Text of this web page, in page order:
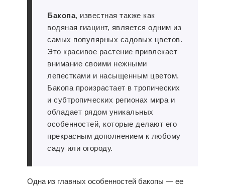
Бакопа, известная также как
водяная гиацинт, является одним из
самых популярных садовых цветов.
Это красивое растение привлекает
внимание своими нежными
лепестками и насыщенным цветом.
Бакопа произрастает в тропических
и субтропических регионах мира и
обладает рядом уникальных
особенностей, которые делают его
прекрасным дополнением к любому
саду или огороду.
Одна из главных особенностей бакопы — ее